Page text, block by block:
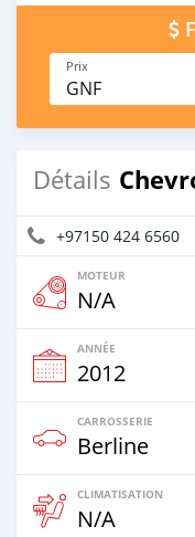
Prix
GNF
Détails
+97150 424 6560
MOTEUR
N/A
ANNÉE
2012
CARROSSERIE
Berline
CLIMATISATION
N/A